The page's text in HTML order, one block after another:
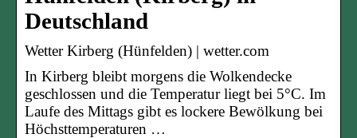
Deutschland
Wetter Kirberg (Hünfelden) | wetter.com
In Kirberg bleibt morgens die Wolkendecke
geschlossen und die Temperatur liegt bei 5°C. Im
Laufe des Mittags gibt es lockere Bewölkung bei
Höchsttemperaturen …